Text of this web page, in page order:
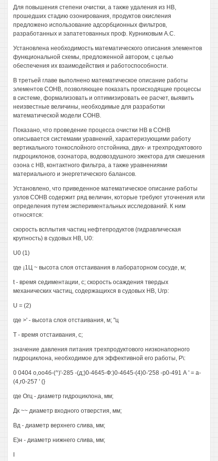
Для повышения степени очистки, а также удаления из HB,
прошедших стадию озонирования, продуктов окисления
предложено использование адсорбционных фильтров,
разработанных и запатетованных проф. Курниковым A.C.
Установлена необходимость математического описания элементов
функциональной схемы, предложенной автором, с целью
обеспечения их взаимодействия и работоспособности.
В третьей главе выполнено математическое описание работы
элементов СОНВ, позволяющее показать происходящие процессы
в системе, формализовать и оптимизировать ее расчет, выявить
неизвестные величины, необходимые для разработки
математической модели СОНВ.
Показано, что проведение процесса очистки HB в СОНВ
описывается системами уравнений, характеризующими работу
вертикального тонкослойного отстойника, двух- и трехпродуктового
гидроциклонов, озонатора, водовоздушного эжектора для смешения
озона с HB, контактного фильтра, а также уравнениями
материального и энергетического балансов.
Установлено, что приведенное математическое описание работы
узлов СОНВ содержит ряд величин, которые требуют уточнения или
определения путем экспериментальных исследований. К ним
относятся:
скорость всплытия частиц нефтепродуктов (гидравлическая
крупность) в судовых HB, U0:
U0 (1)
где ¡1Ц ~ высота слоя отстаивания в лабораторном сосуде, м;
t - время седиментации, с; скорость осаждения твердых
механических частиц, содержащихся в судовых HB, Uгр:
U = (2)
где >' - высота слоя отстаивания, м; "ц
Т - время отстаивания, с;
значение давления питания трехпродуктового низконапорного
гидроциклона, необходимое для эффективной его работы, Р\:
0 0404 о,оо4б-(^)'-285 -(д;)0-4645-Ф:)0-4645-(4)0-'258 -р0-491 А ' = а-
(4,г0-257 ' (}
где Огц - диаметр гидроциклона, мм;
Дк ~~ диаметр входного отверстия, мм;
Вд - диаметр верхнего слива, мм;
Е)н - диаметр нижнего слива, мм;